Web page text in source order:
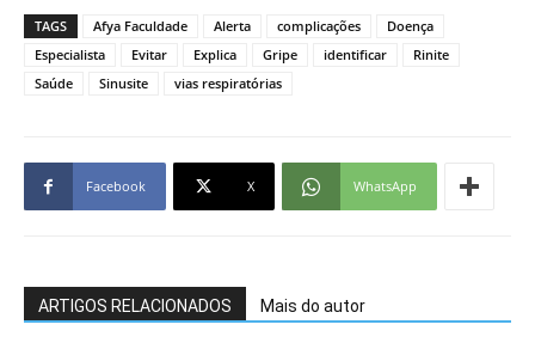
TAGS Afya Faculdade Alerta complicações
Doença
Especialista
Evitar Explica Gripe identificar
Rinite
Saúde
Sinusite vias respiratórias
Facebook X WhatsApp
ARTIGOS RELACIONADOS Mais do autor